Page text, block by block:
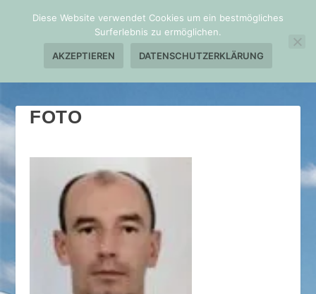
FOTO
Diese Website verwendet Cookies um ein bestmögliches
Surferlebnis zu ermöglichen.
AKZEPTIEREN DATENSCHUTZERKLÄRUNG